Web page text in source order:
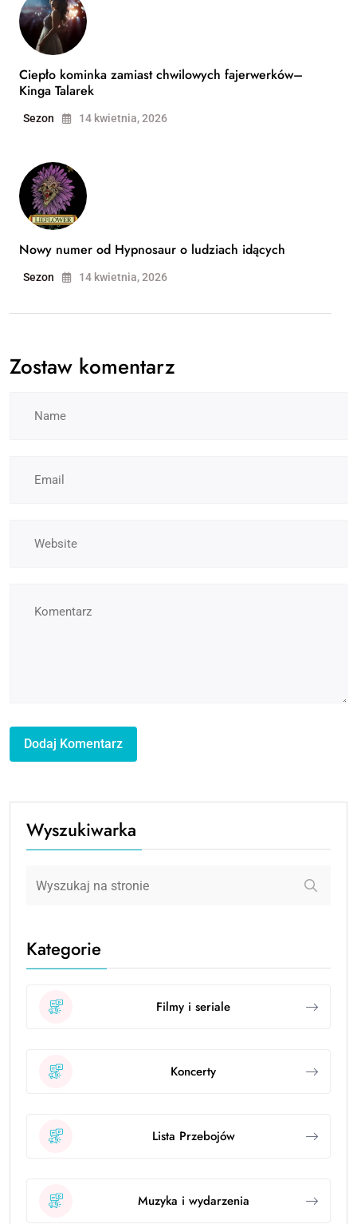
Ciepło kominka zamiast chwilowych fajerwerków–
Kinga Talarek
Sezon 14 kwietnia, 2026
Nowy numer od Hypnosaur o ludziach idących
Sezon 14 kwietnia, 2026
Zostaw komentarz
Wyszukiwarka
Kategorie
Filmy i seriale
Koncerty
Lista Przebojów
Muzyka i wydarzenia